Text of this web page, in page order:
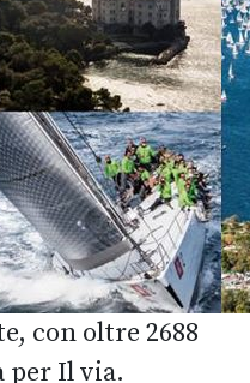
con oltre 2688
per Il via.